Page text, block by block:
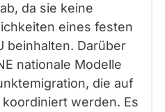
da sie keine
eines festen
beinhalten. Darüber
nationale Modelle
die auf
werden. Es